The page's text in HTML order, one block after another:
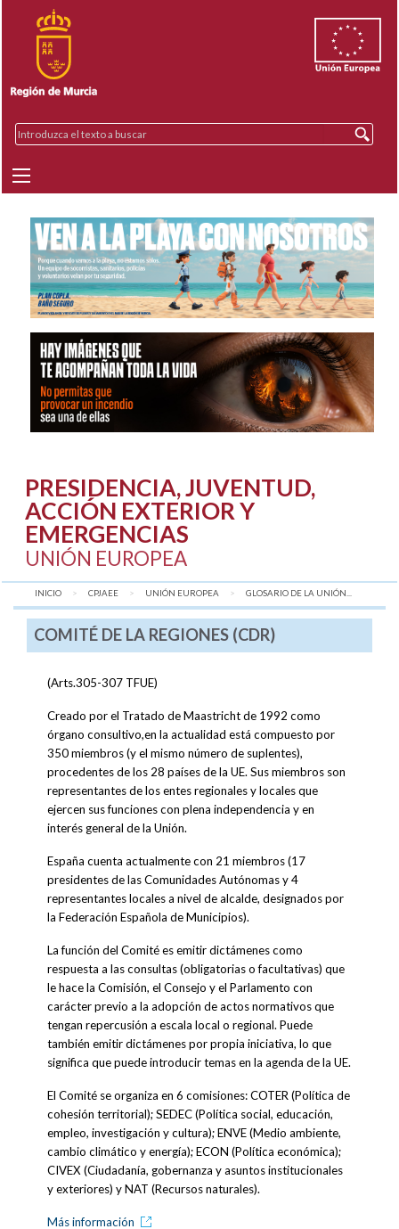
PRESIDENCIA, JUVENTUD,
ACCIÓN EXTERIOR Y
EMERGENCIAS
UNIÓN EUROPEA
INICIO CPJAEE UNIÓN EUROPEA AQUÍ:
GLOSARIO DE LA UNIÓN...
COMITÉ DE LA REGIONES (CDR)
(Arts.305-307 TFUE)
Creado por el Tratado de Maastricht de 1992 como
órgano consultivo,en la actualidad está compuesto por
350 miembros (y el mismo número de suplentes),
procedentes de los 28 países de la UE. Sus miembros son
representantes de los entes regionales y locales que
ejercen sus funciones con plena independencia y en
interés general de la Unión.
España cuenta actualmente con 21 miembros (17
presidentes de las Comunidades Autónomas y 4
representantes locales a nivel de alcalde, designados por
la Federación Española de Municipios).
La función del Comité es emitir dictámenes como
respuesta a las consultas (obligatorias o facultativas) que
le hace la Comisión, el Consejo y el Parlamento con
carácter previo a la adopción de actos normativos que
tengan repercusión a escala local o regional. Puede
también emitir dictámenes por propia iniciativa, lo que
significa que puede introducir temas en la agenda de la UE.
El Comité se organiza en 6 comisiones: COTER (Política de
cohesión territorial); SEDEC (Política social, educación,
empleo, investigación y cultura); ENVE (Medio ambiente,
cambio climático y energía); ECON (Política económica);
CIVEX (Ciudadanía, gobernanza y asuntos institucionales
y exteriores) y NAT (Recursos naturales).
Más información